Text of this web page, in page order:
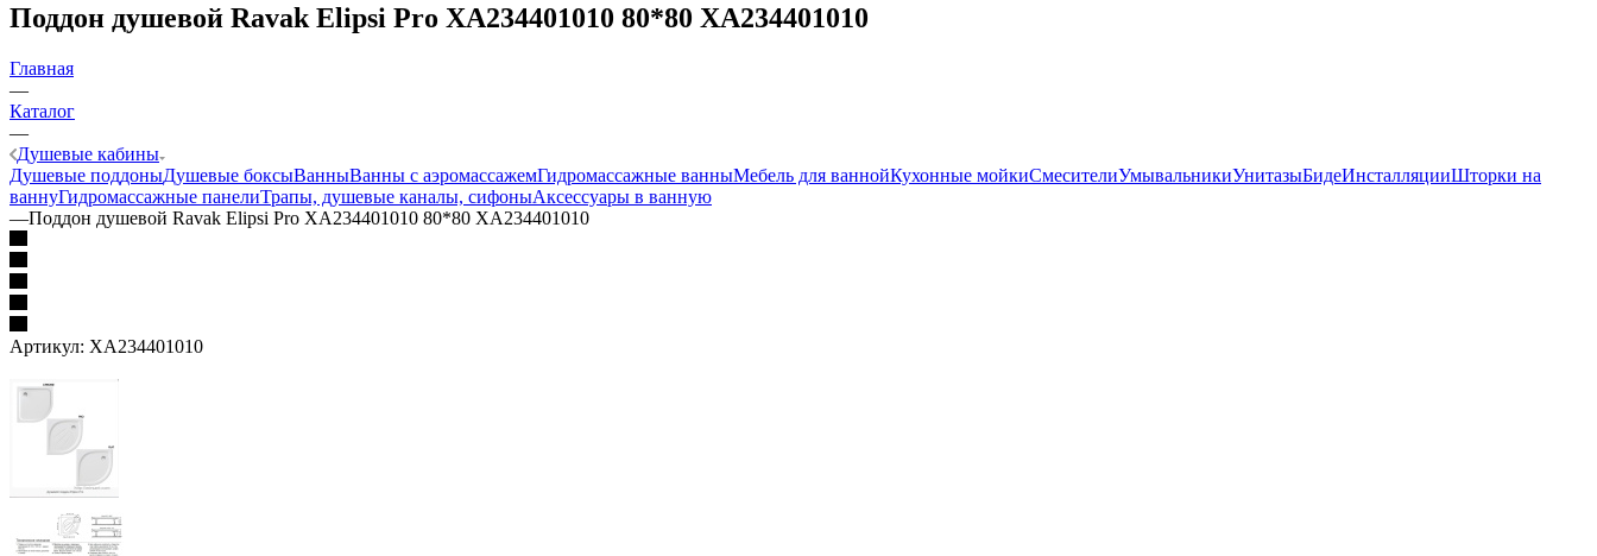
Поддон душевой Ravak Elipsi Pro XA234401010 80*80 XA234401010
Главная
—
Каталог
—
Душевые кабины
Душевые поддоныДушевые боксыВанныВанны с аэромассажемГидромассажные ванныМебель для ваннойКухонные мойкиСмесителиУмывальникиУнитазыБидеИнсталляцииШторки на
ваннуГидромассажные панелиТрапы, душевые каналы, сифоныАксессуары в ванную
—Поддон душевой Ravak Elipsi Pro XA234401010 80*80 XA234401010
Артикул: XA234401010